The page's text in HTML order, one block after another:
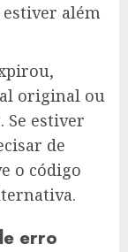
estiver além
original ou
Se estiver
de
o código
erro